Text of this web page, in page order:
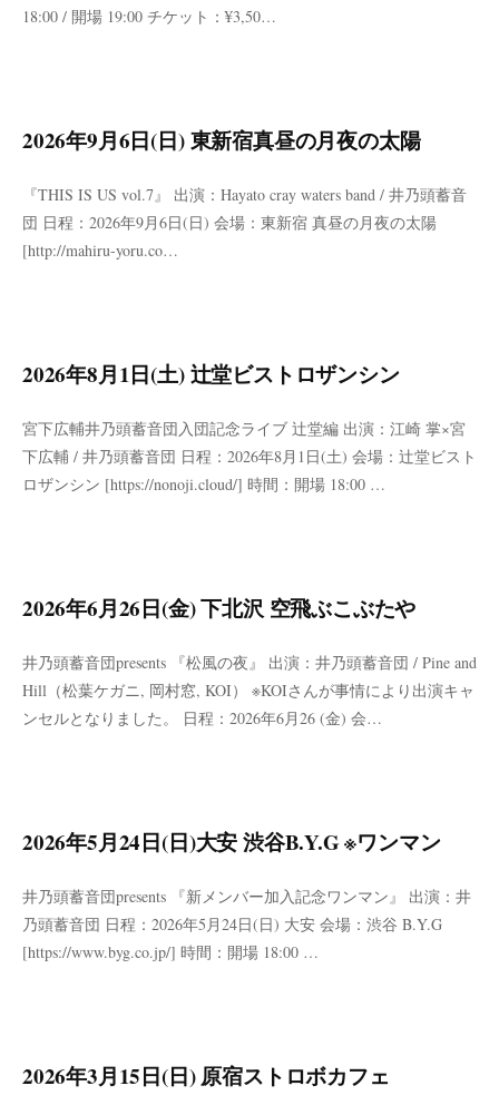
18:00 / 開場 19:00 チケット：¥3,50…
2026年9月6日(日) 東新宿真昼の月夜の太陽
『THIS IS US vol.7』 出演：Hayato cray waters band / 井乃頭蓄音
団 日程：2026年9月6日(日) 会場：東新宿 真昼の月夜の太陽
[http://mahiru-yoru.co…
2026年8月1日(土) 辻堂ビストロザンシン
宮下広輔井乃頭蓄音団入団記念ライブ 辻堂編 出演：江崎 掌×宮
下広輔 / 井乃頭蓄音団 日程：2026年8月1日(土) 会場：辻堂ビスト
ロザンシン [https://nonoji.cloud/] 時間：開場 18:00 …
2026年6月26日(金) 下北沢 空飛ぶこぶたや
井乃頭蓄音団presents 『松風の夜』 出演：井乃頭蓄音団 / Pine and
Hill（松葉ケガニ, 岡村窓, KOI） ※KOIさんが事情により出演キャ
ンセルとなりました。 日程：2026年6月26 (金) 会…
2026年5月24日(日)大安 渋谷B.Y.G ※ワンマン
井乃頭蓄音団presents 『新メンバー加入記念ワンマン』 出演：井
乃頭蓄音団 日程：2026年5月24日(日) 大安 会場：渋谷 B.Y.G
[https://www.byg.co.jp/] 時間：開場 18:00 …
2026年3月15日(日) 原宿ストロボカフェ